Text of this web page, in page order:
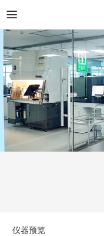
仪器预览